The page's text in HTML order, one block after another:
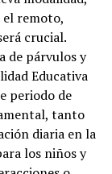
el remoto,
crucial.
de párvulos y
Educativa
periodo de
tanto
diaria en la
los niños y